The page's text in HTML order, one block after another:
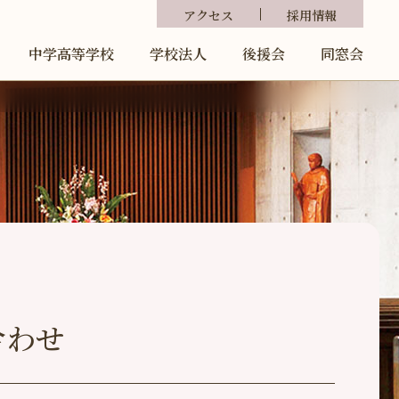
アクセス 採用情報
中学高等学校 学校法人 後援会 同窓会
せ